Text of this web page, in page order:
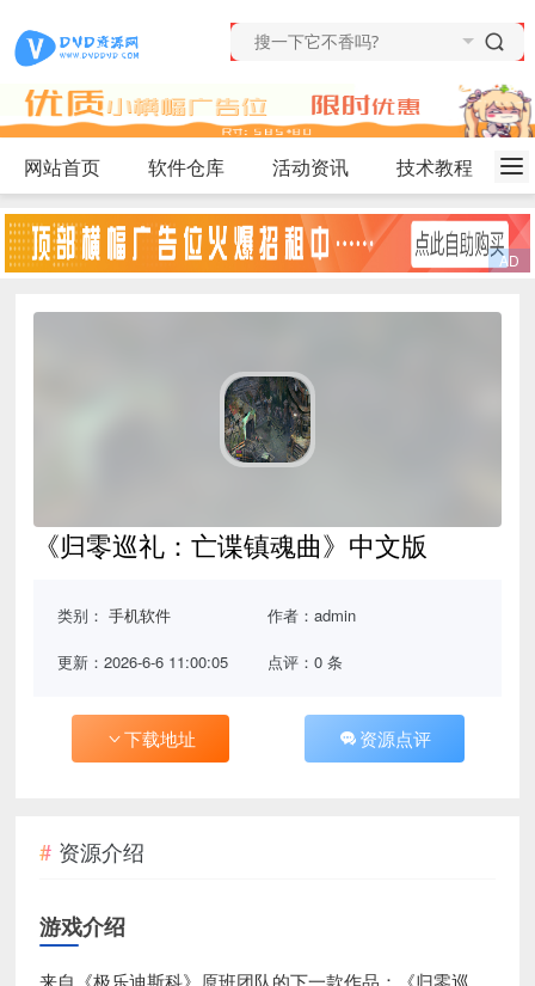
网站首页 软件仓库 活动资讯 技术教程
《归零巡礼：亡谍镇魂曲》中文版
类别：手机软件 作者：admin
更新：2026-6-6 11:00:05 点评：0 条
下载地址 资源点评
资源介绍
游戏介绍
来自《极乐迪斯科》原班团队的下一款作品：《归零巡